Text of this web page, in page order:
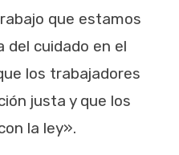
que estamos
del cuidado en el
los trabajadores
justa y que los
la ley».